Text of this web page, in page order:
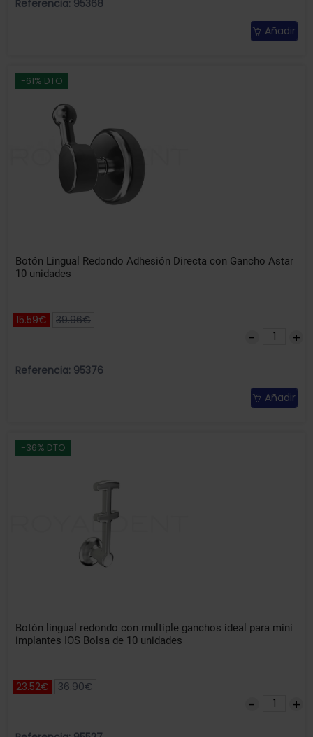
Referencia: 95368
Añadir
-61% DTO
Botón Lingual Redondo Adhesión Directa con Gancho Astar
10 unidades
15.59€ 39.96€
Referencia: 95376
Añadir
-36% DTO
Botón lingual redondo con multiple ganchos ideal para mini
implantes IOS Bolsa de 10 unidades
23.52€ 36.90€